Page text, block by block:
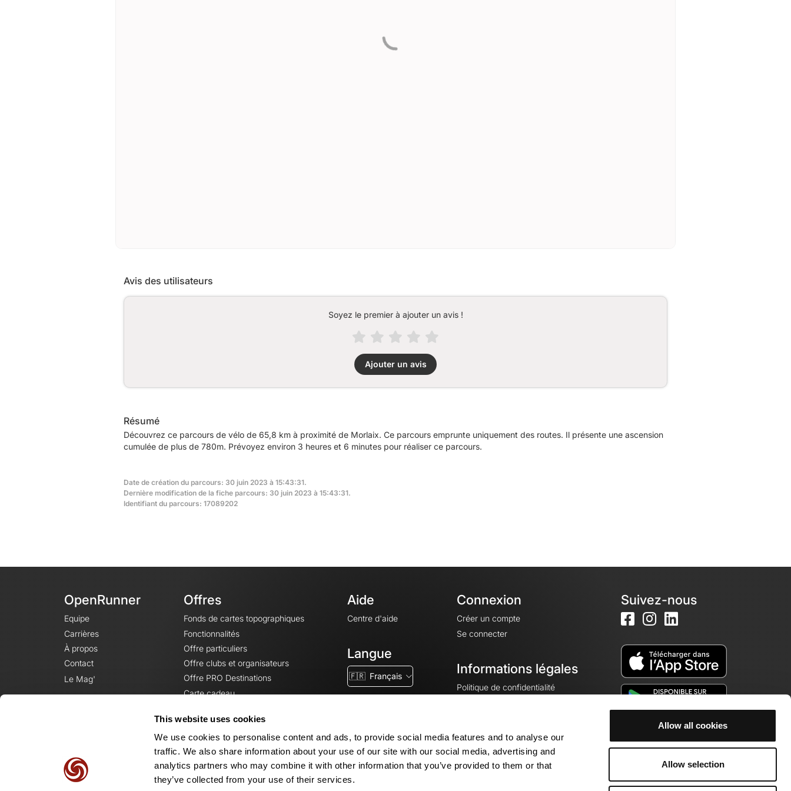
This website uses cookies
We use cookies to personalise content and ads, to provide social media features and to analyse our
traffic. We also share information about your use of our site with our social media, advertising and
analytics partners who may combine it with other information that you’ve provided to them or that
they’ve collected from your use of their services.
Allow all cookies
Allow selection
Avis des utilisateurs
Soyez le premier à ajouter un avis !
Ajouter un avis
Résumé
Découvrez ce parcours de vélo de 65,8 km à proximité de Morlaix. Ce parcours emprunte uniquement des routes. Il présente une ascension
cumulée de plus de 780m. Prévoyez environ 3 heures et 6 minutes pour réaliser ce parcours.
Date de création du parcours: 30 juin 2023 à 15:43:31.
Dernière modification de la fiche parcours: 30 juin 2023 à 15:43:31.
Identifiant du parcours: 17089202
OpenRunner
Equipe
Carrières
À propos
Contact
Le Mag'
Offres
Fonds de cartes topographiques
Fonctionnalités
Offre particuliers
Offre clubs et organisateurs
Offre PRO Destinations
Carte cadeau
Aide
Centre d'aide
Langue
🇫🇷 Français
Connexion
Créer un compte
Se connecter
Informations légales
Politique de confidentialité
Mentions légales
Paramètres des cookies
Suivez-nous